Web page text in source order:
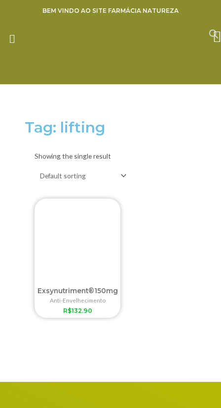
conteúdo
BEM VINDO AO SITE FARMÁCIA NATUREZA
Tag: lifting
Showing the single result
Exsynutriment®150mg
Anti-Envelhecimento
R$132.90